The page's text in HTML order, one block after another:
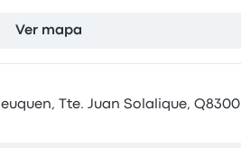
Ver mapa
Tte. Juan Solalique, Q8300